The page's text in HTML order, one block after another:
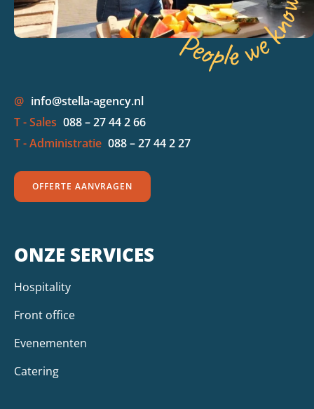
@ info@stella-agency.nl
T - Sales 088 – 27 44 2 66
T - Administratie 088 – 27 44 2 27
OFFERTE AANVRAGEN
ONZE SERVICES
Hospitality
Front office
Evenementen
Catering